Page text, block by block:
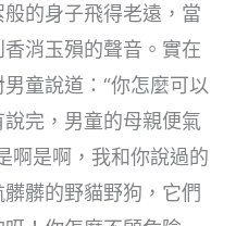
的身子飛得老遠，當
消玉殞的聲音。實在
童說道：“你怎麼可以
完，男童的母親便氣
啊是啊，我和你說過的
髒的野貓野狗，它們